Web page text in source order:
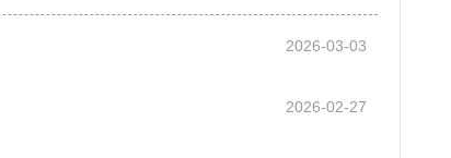
2026-03-03
2026-02-27